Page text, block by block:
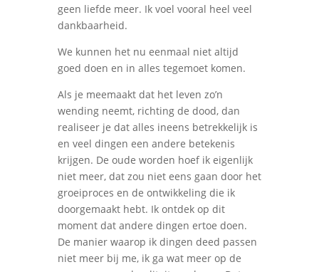
geen liefde meer. Ik voel vooral heel veel
dankbaarheid.
We kunnen het nu eenmaal niet altijd
goed doen en in alles tegemoet komen.
Als je meemaakt dat het leven zo’n
wending neemt, richting de dood, dan
realiseer je dat alles ineens betrekkelijk is
en veel dingen een andere betekenis
krijgen. De oude worden hoef ik eigenlijk
niet meer, dat zou niet eens gaan door het
groeiproces en de ontwikkeling die ik
doorgemaakt hebt. Ik ontdek op dit
moment dat andere dingen ertoe doen.
De manier waarop ik dingen deed passen
niet meer bij me, ik ga wat meer op de